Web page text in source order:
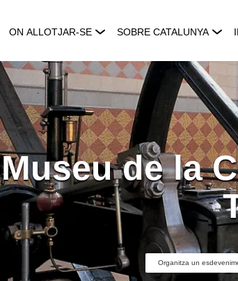
ON ALLOTJAR-SE SOBRE CATALUNYA
Museu de la
Organitza un